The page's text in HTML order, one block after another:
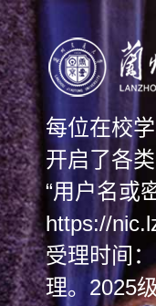
每位在校
开启了各
“用户名或
https://
受理时间
理。2025